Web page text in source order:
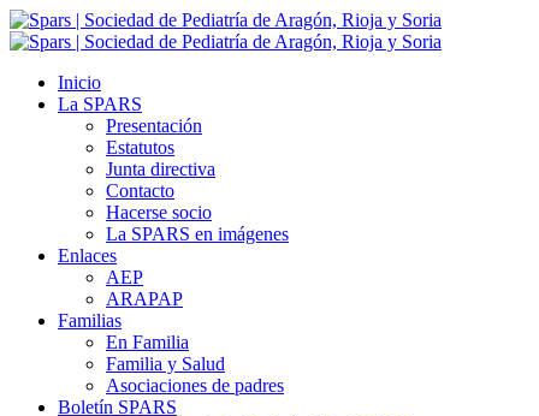
Inicio
La SPARS
Presentación
Estatutos
Junta directiva
Contacto
Hacerse socio
La SPARS en imágenes
Enlaces
AEP
ARAPAP
Familias
En Familia
Familia y Salud
Asociaciones de padres
Boletín SPARS